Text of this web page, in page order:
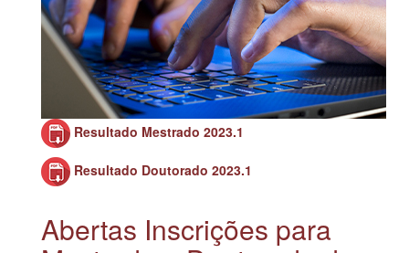
Resultado Mestrado 2023.1
Resultado Doutorado 2023.1
Abertas Inscrições para